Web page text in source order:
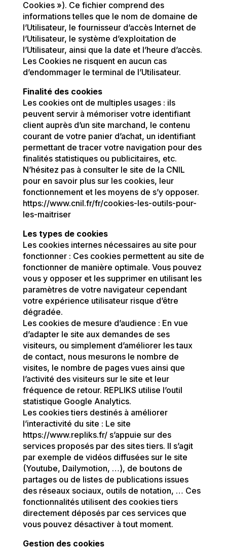
Cookies »). Ce fichier comprend des
informations telles que le nom de domaine de
l’Utilisateur, le fournisseur d’accès Internet de
l’Utilisateur, le système d’exploitation de
l’Utilisateur, ainsi que la date et l’heure d’accès.
Les Cookies ne risquent en aucun cas
d’endommager le terminal de l’Utilisateur.
Finalité des cookies
Les cookies ont de multiples usages : ils
peuvent servir à mémoriser votre identifiant
client auprès d’un site marchand, le contenu
courant de votre panier d’achat, un identifiant
permettant de tracer votre navigation pour des
finalités statistiques ou publicitaires, etc.
N’hésitez pas à consulter le site de la CNIL
pour en savoir plus sur les cookies, leur
fonctionnement et les moyens de s’y opposer.
https://www.cnil.fr/fr/cookies-les-outils-pour-
les-maitriser
Les types de cookies
Les cookies internes nécessaires au site pour
fonctionner : Ces cookies permettent au site de
fonctionner de manière optimale. Vous pouvez
vous y opposer et les supprimer en utilisant les
paramètres de votre navigateur cependant
votre expérience utilisateur risque d’être
dégradée.
Les cookies de mesure d’audience : En vue
d’adapter le site aux demandes de ses
visiteurs, ou simplement d’améliorer les taux
de contact, nous mesurons le nombre de
visites, le nombre de pages vues ainsi que
l’activité des visiteurs sur le site et leur
fréquence de retour. REPLIKS utilise l’outil
statistique Google Analytics.
Les cookies tiers destinés à améliorer
l’interactivité du site : Le site
https://www.repliks.fr/ s’appuie sur des
services proposés par des sites tiers. Il s’agit
par exemple de vidéos diffusées sur le site
(Youtube, Dailymotion, …), de boutons de
partages ou de listes de publications issues
des réseaux sociaux, outils de notation, … Ces
fonctionnalités utilisent des cookies tiers
directement déposés par ces services que
vous pouvez désactiver à tout moment.
Gestion des cookies